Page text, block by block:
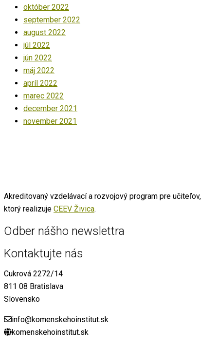
október 2022
september 2022
august 2022
júl 2022
jún 2022
máj 2022
apríl 2022
marec 2022
december 2021
november 2021
Akreditovaný vzdelávací a rozvojový program pre učiteľov,
ktorý realizuje CEEV Živica.
Odber nášho newslettra
Kontaktujte nás
Cukrová 2272/14
811 08 Bratislava
Slovensko
info@komenskehoinstitut.sk
komenskehoinstitut.sk